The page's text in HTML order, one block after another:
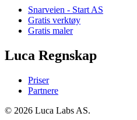
Snarveien - Start AS
Gratis verktøy
Gratis maler
Luca Regnskap
Priser
Partnere
© 2026 Luca Labs AS.